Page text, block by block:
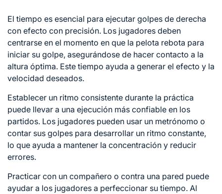
El tiempo es esencial para ejecutar golpes de derecha
con efecto con precisión. Los jugadores deben
centrarse en el momento en que la pelota rebota para
iniciar su golpe, asegurándose de hacer contacto a la
altura óptima. Este tiempo ayuda a generar el efecto y la
velocidad deseados.
Establecer un ritmo consistente durante la práctica
puede llevar a una ejecución más confiable en los
partidos. Los jugadores pueden usar un metrónomo o
contar sus golpes para desarrollar un ritmo constante,
lo que ayuda a mantener la concentración y reducir
errores.
Practicar con un compañero o contra una pared puede
ayudar a los jugadores a perfeccionar su tiempo. Al